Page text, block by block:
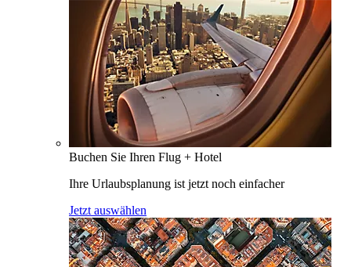
Buchen Sie Ihren Flug + Hotel
Ihre Urlaubsplanung ist jetzt noch einfacher
Jetzt auswählen